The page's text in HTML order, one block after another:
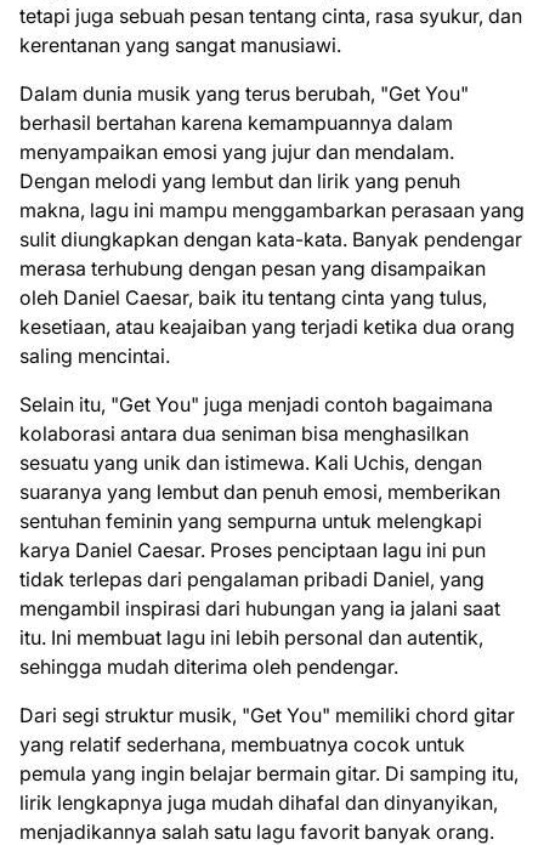
tetapi juga sebuah pesan tentang cinta, rasa syukur, dan
kerentanan yang sangat manusiawi.
Dalam dunia musik yang terus berubah, "Get You"
berhasil bertahan karena kemampuannya dalam
menyampaikan emosi yang jujur dan mendalam.
Dengan melodi yang lembut dan lirik yang penuh
makna, lagu ini mampu menggambarkan perasaan yang
sulit diungkapkan dengan kata-kata. Banyak pendengar
merasa terhubung dengan pesan yang disampaikan
oleh Daniel Caesar, baik itu tentang cinta yang tulus,
kesetiaan, atau keajaiban yang terjadi ketika dua orang
saling mencintai.
Selain itu, "Get You" juga menjadi contoh bagaimana
kolaborasi antara dua seniman bisa menghasilkan
sesuatu yang unik dan istimewa. Kali Uchis, dengan
suaranya yang lembut dan penuh emosi, memberikan
sentuhan feminin yang sempurna untuk melengkapi
karya Daniel Caesar. Proses penciptaan lagu ini pun
tidak terlepas dari pengalaman pribadi Daniel, yang
mengambil inspirasi dari hubungan yang ia jalani saat
itu. Ini membuat lagu ini lebih personal dan autentik,
sehingga mudah diterima oleh pendengar.
Dari segi struktur musik, "Get You" memiliki chord gitar
yang relatif sederhana, membuatnya cocok untuk
pemula yang ingin belajar bermain gitar. Di samping itu,
lirik lengkapnya juga mudah dihafal dan dinyanyikan,
menjadikannya salah satu lagu favorit banyak orang.